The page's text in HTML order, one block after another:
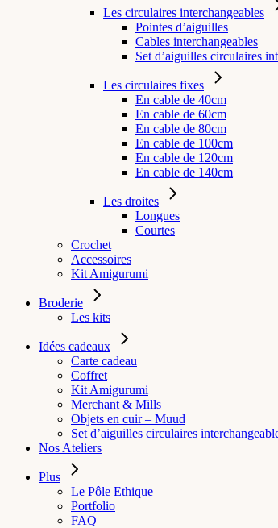
Les circulaires interchangeables
Pointes d’aiguilles
Cables interchangeables
Set d’aiguilles circulaires
Les circulaires fixes
En cable de 40cm
En cable de 60cm
En cable de 80cm
En cable de 100cm
En cable de 120cm
En cable de 140cm
Les droites
Longues
Courtes
Crochet
Accessoires
Kit Amigurumi
Broderie
Les kits
Idées cadeaux
Carte cadeau
Coffret
Kit Amigurumi
Merchant & Mills
Objets en cuir – Muud
Set d’aiguilles circulaires
Nos Ateliers
Plus
Le Pôle Ethique
Portfolio
FAQ